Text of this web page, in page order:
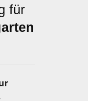
für